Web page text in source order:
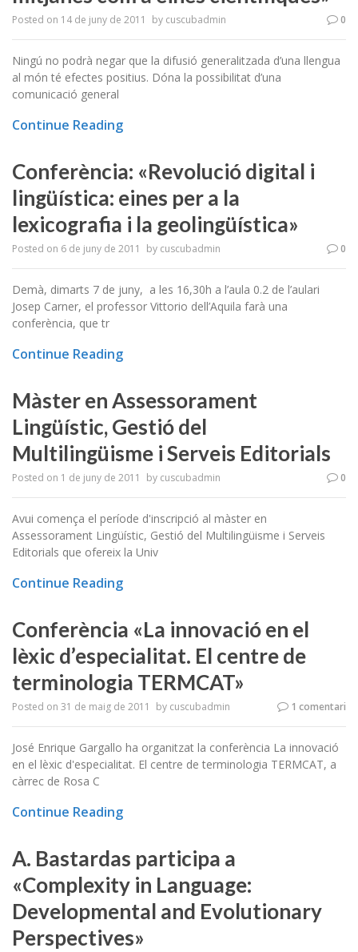
Posted on 14 de juny de 2011 by cuscubadmin 0
Ningú no podrà negar que la difusió generalitzada d’una llengua
al món té efectes positius. Dóna la possibilitat d’una
comunicació general
Continue Reading
Conferència: «Revolució digital i
lingüística: eines per a la
lexicografia i la geolingüística»
Posted on 6 de juny de 2011 by cuscubadmin 0
Demà, dimarts 7 de juny, a les 16,30h a l’aula 0.2 de l’aulari
Josep Carner, el professor Vittorio dell’Aquila farà una
conferència, que tr
Continue Reading
Màster en Assessorament
Lingüístic, Gestió del
Multilingüisme i Serveis Editorials
Posted on 1 de juny de 2011 by cuscubadmin 0
Avui comença el període d'inscripció al màster en
Assessorament Lingüístic, Gestió del Multilingüisme i Serveis
Editorials que ofereix la Univ
Continue Reading
Conferència «La innovació en el
lèxic d’especialitat. El centre de
terminologia TERMCAT»
Posted on 31 de maig de 2011 by cuscubadmin 1 comentari
José Enrique Gargallo ha organitzat la conferència La innovació
en el lèxic d'especialitat. El centre de terminologia TERMCAT, a
càrrec de Rosa C
Continue Reading
A. Bastardas participa a
«Complexity in Language:
Developmental and Evolutionary
Perspectives»